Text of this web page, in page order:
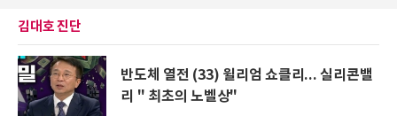
김대호 진단
반도체 열전 (33) 윌리엄 쇼클리... 실리콘밸
리 " 최초의 노벨상"